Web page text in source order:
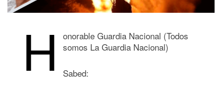
H
onorable Guardia Nacional (Todos
somos La Guardia Nacional)
Sabed: